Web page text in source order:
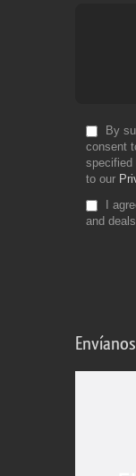
By
consent
specified
to our
I
and